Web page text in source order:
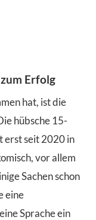
Erfolg
hat, ist die
hübsche 15-
erst seit 2020 in
vor allem
Sachen schon
eine
Sprache ein